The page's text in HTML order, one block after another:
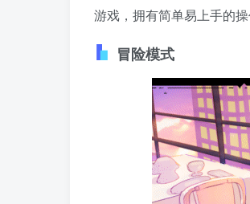
游戏，拥有简单易上手的
冒险模式